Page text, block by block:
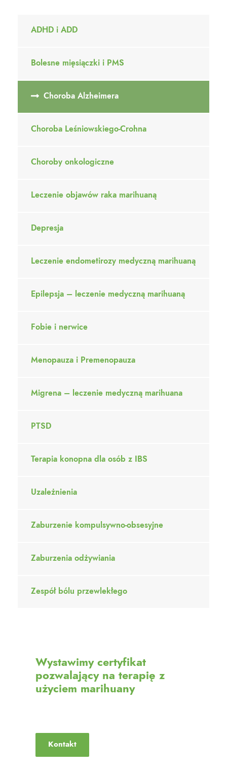
ADHD i ADD
Bolesne mięsiączki i PMS
Choroba Alzheimera
Choroba Leśniowskiego-Crohna
Choroby onkologiczne
Leczenie objawów raka marihuaną
Depresja
Leczenie endometirozy medyczną marihuaną
Epilepsja – leczenie medyczną marihuaną
Fobie i nerwice
Menopauza i Premenopauza
Migrena – leczenie medyczną marihuana
PTSD
Terapia konopna dla osób z IBS
Uzależnienia
Zaburzenie kompulsywno-obsesyjne
Zaburzenia odżywiania
Zespół bólu przewlekłego
Wystawimy certyfikat
pozwalający na terapię z
użyciem marihuany
Kontakt